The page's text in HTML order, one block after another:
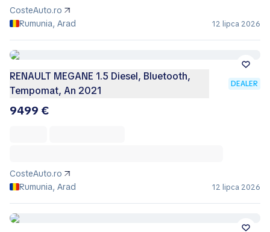
CosteAuto.ro
Rumunia, Arad
12 lipca 2026
RENAULT MEGANE 1.5 Diesel, Bluetooth,
Tempomat, An 2021
DEALER
9499 €
CosteAuto.ro
Rumunia, Arad
12 lipca 2026